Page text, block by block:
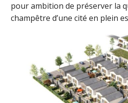
pour ambition de préserver la
champêtre d’une cité en plein